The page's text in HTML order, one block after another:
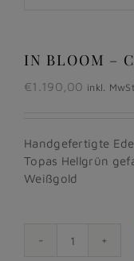
IN BLOOM –
€1.190,00 inkl.
Handgefertigte
Topas Hellgrün
Weißgold
IN